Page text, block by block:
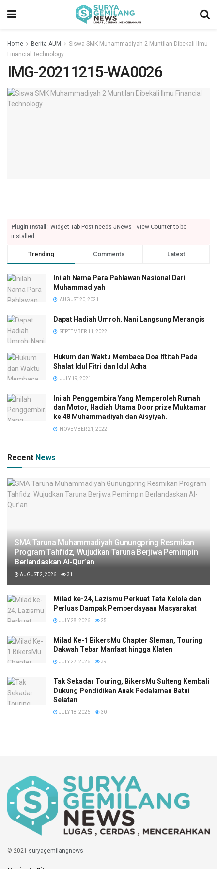
Home Berita AUM
Siswa SMK Muhammadiyah 2 Muntilan Dibekali Ilmu
Financial Technology
IMG-20211215-WA0026
Plugin Install
: Widget Tab Post needs JNews - View Counter to be
installed
Trending Comments Latest
Inilah Nama Para Pahlawan Nasional Dari
Muhammadiyah
AUGUST 20, 2021
Dapat Hadiah Umroh, Nani Langsung Menangis
SEPTEMBER 11, 2022
Hukum dan Waktu Membaca Doa Iftitah Pada
Shalat Idul Fitri dan Idul Adha
JULY 19, 2021
Inilah Penggembira Yang Memperoleh Rumah
dan Motor, Hadiah Utama Door prize Muktamar
ke 48 Muhammadiyah dan Aisyiyah.
NOVEMBER 21, 2022
Recent News
SMA Taruna Muhammadiyah Gunungpring Resmikan
Program Tahfidz, Wujudkan Taruna Berjiwa Pemimpin
Berlandaskan Al-Qur’an
AUGUST 2, 2026 31
Milad ke-24, Lazismu Perkuat Tata Kelola dan
Perluas Dampak Pemberdayaan Masyarakat
JULY 28, 2026 25
Milad Ke-1 BikersMu Chapter Sleman, Touring
Dakwah Tebar Manfaat hingga Klaten
JULY 27, 2026 39
Tak Sekadar Touring, BikersMu Sulteng Kembali
Dukung Pendidikan Anak Pedalaman Batui
Selatan
JULY 18, 2026 30
© 2021 suryagemilangnews